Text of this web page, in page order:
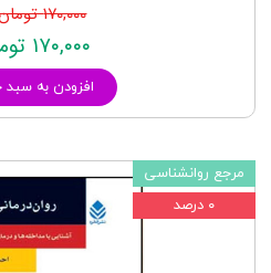
۱۷۰,۰۰۰ تومان
۱۷۰,۰۰۰ تومان
افزودن به سبد
مرجع روانشناسی
۰ درصد